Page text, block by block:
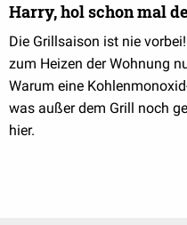
Harry, hol schon mal
Die Grillsaison ist nie
zum Heizen der Wohnung
Warum eine
was außer dem Grill noch
hier.